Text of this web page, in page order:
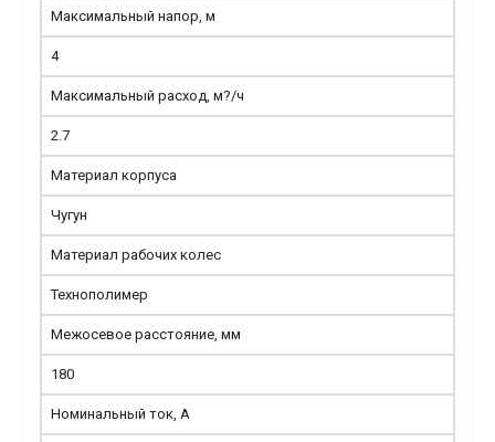
Максимальный напор, м
4
Максимальный расход, м?/ч
2.7
Материал корпуса
Чугун
Материал рабочих колес
Технополимер
Межосевое расстояние, мм
180
Номинальный ток, А